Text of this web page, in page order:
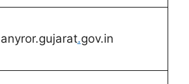
anyror.gujarat.gov.in